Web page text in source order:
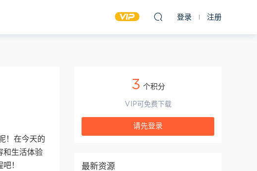
登录 注册
！在今天的
和生活体验
！
3 个积分
VIP可免费下载
请先登录
最新资源